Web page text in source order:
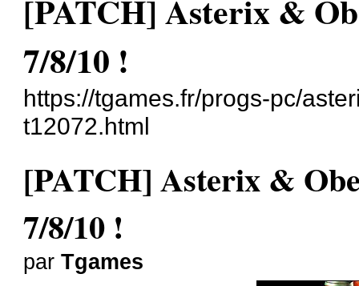
[PATCH] Asterix &
7/8/10 !
https://tgames.fr/progs-pc/
t12072.html
[PATCH] Asterix &
7/8/10 !
parTgames